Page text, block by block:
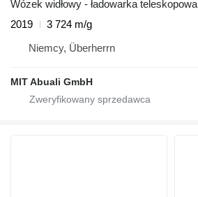
Wózek widłowy - ładowarka teleskopowa
2019
3 724 m/g
Niemcy, Überherrn
MIT Abuali GmbH